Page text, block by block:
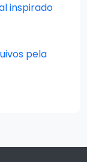
inspirado
pela